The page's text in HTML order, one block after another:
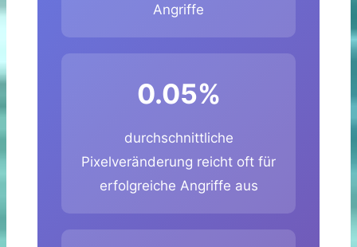
Angriffe
0.05%
durchschnittliche
Pixelveränderung reicht oft für
erfolgreiche Angriffe aus